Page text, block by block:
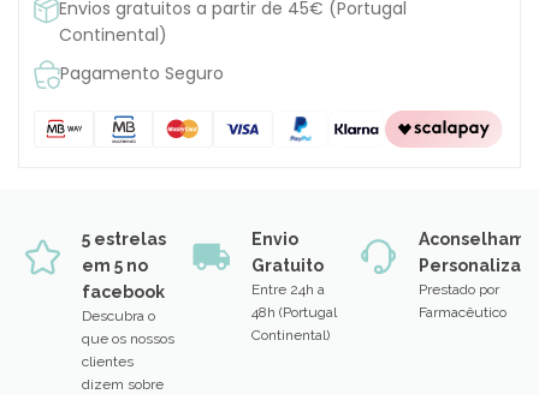
Envios gratuitos a partir de 45€ (Portugal
Continental)
Pagamento Seguro
5 estrelas
em 5 no
facebook
Descubra o
que os nossos
clientes
dizem sobre
Envio
Gratuito
Entre 24h a
48h (Portugal
Continental)
Prestado por
Farmacêutico